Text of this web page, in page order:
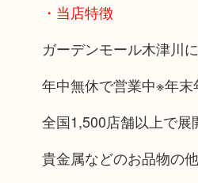
・当店特徴
ガーデンモール木津川
年中無休で営業中※年末
全国1,500店舗以上で展
貴金属などのお品物の